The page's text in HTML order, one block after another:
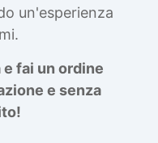
un'esperienza
fai un ordine
e senza